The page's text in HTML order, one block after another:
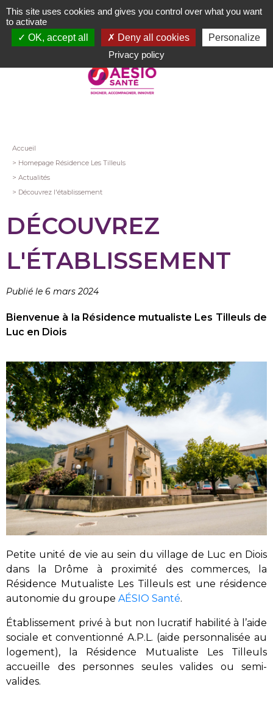
Aller
au
contenu
Fil
d'Ariane
Accueil
Homepage Résidence Les Tilleuls
Actualités
Découvrez l'établissement
DÉCOUVREZ
L'ÉTABLISSEMENT
Publié le 6 mars 2024
Bienvenue à la Résidence mutualiste Les Tilleuls de
Luc en Diois
Petite unité de vie au sein du village de Luc en Diois
dans la Drôme à proximité des commerces, la
Résidence Mutualiste Les Tilleuls est une résidence
autonomie du groupe AÉSIO Santé.
Établissement privé à but non lucratif habilité à l’aide
sociale et conventionné A.P.L. (aide personnalisée au
logement), la Résidence Mutualiste Les Tilleuls
accueille des personnes seules valides ou semi-
valides.
This site uses cookies and gives you control over what you want
to activate
OK, accept all
Deny all cookies
Personalize
Privacy policy